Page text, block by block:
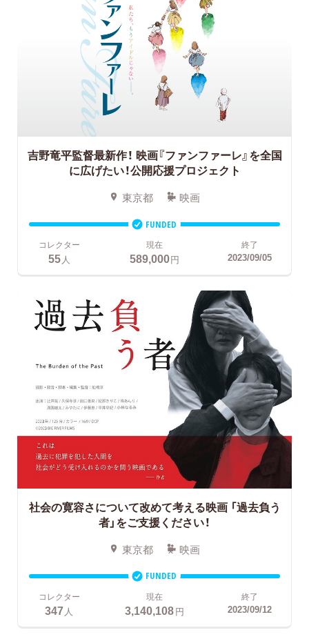
吉野竜平監督最新作！ 映画『ファンファーレ』を全国
に広げたい！公開応援プロジェクト
東京都 映画
FUNDED
コレクター
55人
現在
589,000円
終了
2023/09/05
社会の寛容さについて改めて考える映画「過去負う
者」をご支援ください！
東京都 映画
FUNDED
コレクター
347 人
現在
3,140,108円
終了
2023/09/12